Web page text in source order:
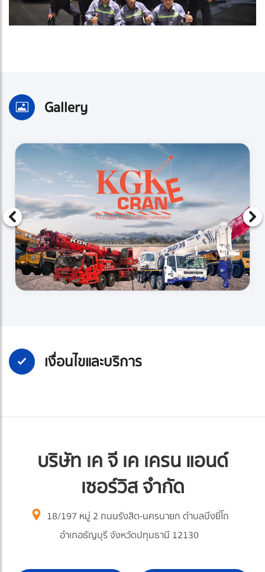
Gallery
เงื่อนไขและบริการ
บริษัท เค จี เค เครน แอนด์
เซอร์วิส จำกัด
18/197 หมู่ 2 ถนนรังสิต-นครนายก ตำบลบึงยี่โถ
อำเภอธัญบุรี จังหวัดปทุมธานี 12130